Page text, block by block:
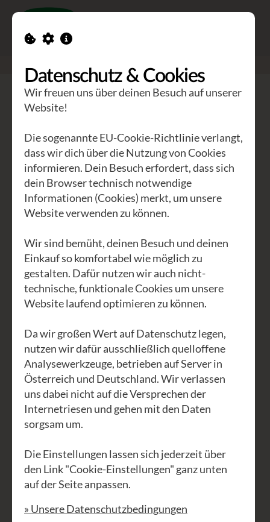
Das GEA Hotel zur Sonne in Schrems
Willkommen in unserem Wirtshaus!
Unsere Köche freuen sich, weitgehend
Previous
Datenschutz & Cookies
Wir freuen uns über deinen Besuch auf unserer
Website!
Die sogenannte EU-Cookie-Richtlinie verlangt,
dass wir dich über die Nutzung von Cookies
informieren. Dein Besuch erfordert, dass sich
dein Browser technisch notwendige
Informationen (Cookies) merkt, um unsere
Website verwenden zu können.
Wir sind bemüht, deinen Besuch und deinen
Einkauf so komfortabel wie möglich zu
gestalten. Dafür nutzen wir auch nicht-
technische, funktionale Cookies um unsere
Website laufend optimieren zu können.
Da wir großen Wert auf Datenschutz legen,
nutzen wir dafür ausschließlich quelloffene
Analysewerkzeuge, betrieben auf Server in
Österreich und Deutschland. Wir verlassen
uns dabei nicht auf die Versprechen der
Internetriesen und gehen mit den Daten
sorgsam um.
Die Einstellungen lassen sich jederzeit über
den Link "Cookie-Einstellungen" ganz unten
auf der Seite anpassen.
» Unsere Datenschutzbedingungen